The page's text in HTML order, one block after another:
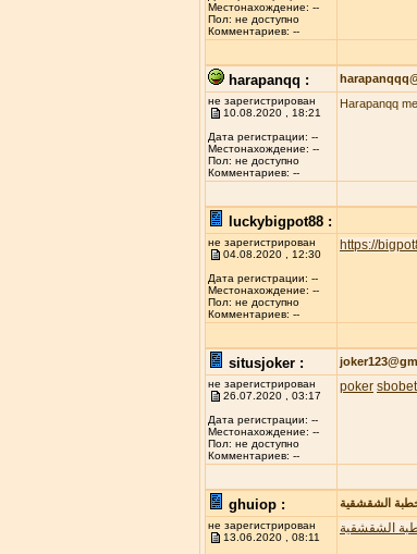
Местонахождение: --
Пол: не доступно
Комментариев: --
harapanqq :
не зарегистрирован
10.08.2020 , 18:21
Дата регистрации: --
Местонахождение: --
Пол: не доступно
Комментариев: --
Harapanqq
luckybigpot88 :
не зарегистрирован
04.08.2020 , 12:30
Дата регистрации: --
Местонахождение: --
Пол: не доступно
Комментариев: --
https://
situsjoker :
не зарегистрирован
26.07.2020 , 03:17
Дата регистрации: --
Местонахождение: --
Пол: не доступно
Комментариев: --
poker sbobet
ghuiop : الشقشقية
не зарегистрирован
13.06.2020 , 08:11
الشقشقية